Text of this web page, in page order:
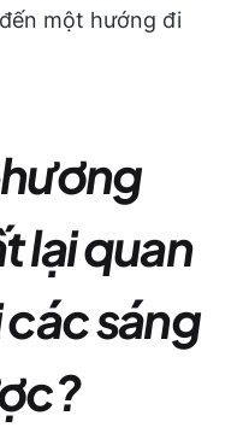
một hướng đi
lại quan
sáng